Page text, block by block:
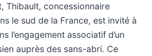
Thibault, concessionnaire
le sud de la France, est invité à
l’engagement associatif d’un
auprès des sans-abri. Ce